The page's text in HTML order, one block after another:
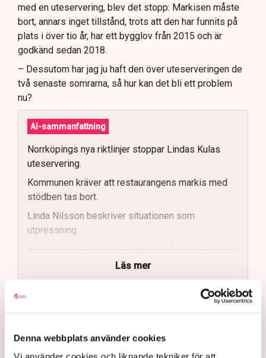
Denna webbplats använder cookies
med en uteservering, blev det stopp: Markisen måste
bort, annars inget tillstånd, trots att den har funnits på
plats i över tio år, har ett bygglov från 2015 och är
godkänd sedan 2018.
– Dessutom har jag ju haft den över uteserveringen de
två senaste somrarna, så hur kan det bli ett problem
nu?
AI-sammanfattning
Norrköpings nya riktlinjer stoppar Lindas Kulas
uteservering.
Kommunen kräver att restaurangens markis med
stödben tas bort.
Linda Nilsson beskriver situationen som
utpressning.
Flera krögare kritiserar kommunen för otydlig
Kommunen vill skapa enhetliga regler för
Lindas Kula ställer in uteserveringen för
Läs mer
Bakgrunden är att Norrköpings kommun gjort en
översyn och revidering av de regler som gäller för
ska vara enhetliga och enkla att leva upp till.